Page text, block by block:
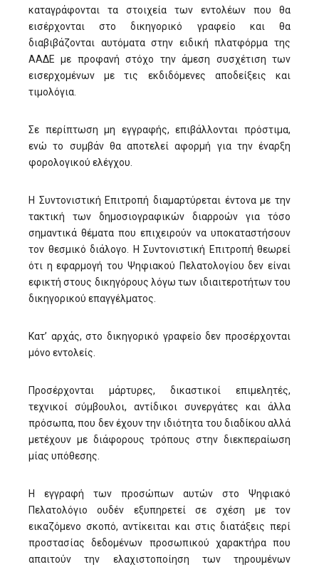
καταγράφονται τα στοιχεία των εντολέων που θα
εισέρχονται στο δικηγορικό γραφείο και θα
διαβιβάζονται αυτόματα στην ειδική πλατφόρμα της
ΑΑΔΕ με προφανή στόχο την άμεση συσχέτιση των
εισερχομένων με τις εκδιδόμενες αποδείξεις και
τιμολόγια.
Σε περίπτωση μη εγγραφής, επιβάλλονται πρόστιμα,
ενώ το συμβάν θα αποτελεί αφορμή για την έναρξη
φορολογικού ελέγχου.
Η Συντονιστική Επιτροπή διαμαρτύρεται έντονα με την
τακτική των δημοσιογραφικών διαρροών για τόσο
σημαντικά θέματα που επιχειρούν να υποκαταστήσουν
τον θεσμικό διάλογο. Η Συντονιστική Επιτροπή θεωρεί
ότι η εφαρμογή του Ψηφιακού Πελατολογίου δεν είναι
εφικτή στους δικηγόρους λόγω των ιδιαιτεροτήτων του
δικηγορικού επαγγέλματος.
Κατ’ αρχάς, στο δικηγορικό γραφείο δεν προσέρχονται
μόνο εντολείς.
Προσέρχονται μάρτυρες, δικαστικοί επιμελητές,
τεχνικοί σύμβουλοι, αντίδικοι συνεργάτες και άλλα
πρόσωπα, που δεν έχουν την ιδιότητα του διαδίκου αλλά
μετέχουν με διάφορους τρόπους στην διεκπεραίωση
μίας υπόθεσης.
Η εγγραφή των προσώπων αυτών στο Ψηφιακό
Πελατολόγιο ουδέν εξυπηρετεί σε σχέση με τον
εικαζόμενο σκοπό, αντίκειται και στις διατάξεις περί
προστασίας δεδομένων προσωπικού χαρακτήρα που
απαιτούν την ελαχιστοποίηση των τηρουμένων